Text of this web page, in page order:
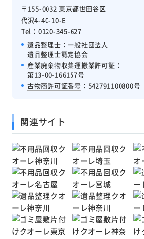
〒155-0032 東京都世田谷区
代沢4-40-10-E
Tel：0120-345-627
遺品整理士：一般社団法人
遺品整理士認定協会
産業廃棄物収集運搬業許可証 ：
第13-00-166157号
古物商許可証番号 ：542791100800号
関連サイト